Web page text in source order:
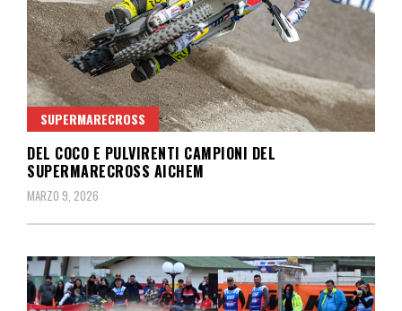
SUPERMARECROSS
DEL COCO E PULVIRENTI CAMPIONI DEL
SUPERMARECROSS AICHEM
MARZO 9, 2026